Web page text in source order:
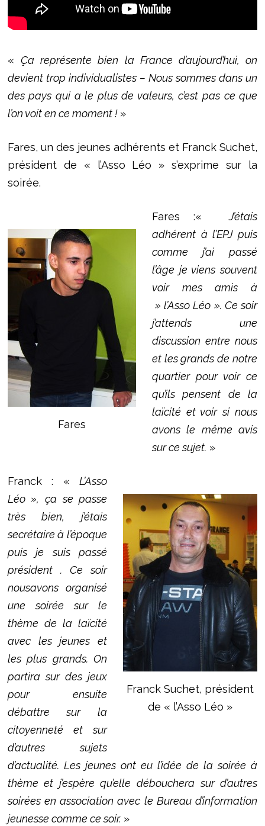
« Ça représente bien la France d’aujourd’hui, on
devient trop individualistes – Nous sommes dans un
des pays qui a le plus de valeurs, c’est pas ce que
l’on voit en ce moment !»
Fares, un des jeunes adhérents et Franck Suchet,
président de « l’Asso Léo » s’exprime sur la
soirée.
Fares
Fares :«J’étais
adhérent à l’EPJ puis
comme j’ai passé
l’âge je viens souvent
voir mes amis à
» l’Asso Léo ». Ce soir
j’attends une
discussion entre nous
et les grands de notre
quartier pour voir ce
qu’ils pensent de la
laïcité et voir si nous
avons le même avis
sur ce sujet. »
Franck Suchet, président
de « l’Asso Léo »
Franck : «L’Asso
Léo », ça se passe
très bien, j’étais
secrétaire à l’époque
puis je suis passé
président . Ce soir
nousavons organisé
une soirée sur le
thème de la laïcité
avec les jeunes et
les plus grands. On
partira sur des jeux
pour ensuite
débattre sur la
citoyenneté et sur
d’autres sujets
d’actualité. Les jeunes ont eu l’idée de la soirée à
thème et j’espère qu’elle débouchera sur d’autres
soirées en association avec le Bureau d’information
jeunesse comme ce soir.»